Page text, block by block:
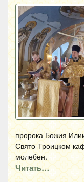
пророка Божия
Свято-Троицком
молебен.
Читать…